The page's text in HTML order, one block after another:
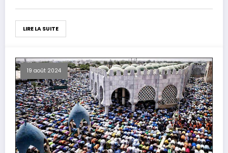
LIRE LA SUITE
19 août 2024